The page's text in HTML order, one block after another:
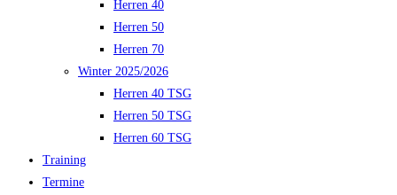
Herren 40
Herren 50
Herren 70
Winter 2025/2026
Herren 40 TSG
Herren 50 TSG
Herren 60 TSG
Training
Termine